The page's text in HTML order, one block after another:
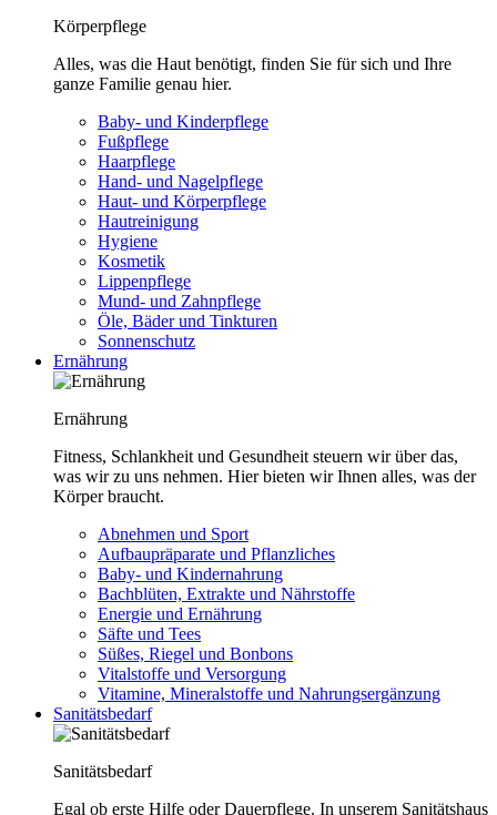
Körperpflege
Alles, was die Haut benötigt, finden Sie für sich und Ihre
ganze Familie genau hier.
Baby- und Kinderpflege
Fußpflege
Haarpflege
Hand- und Nagelpflege
Haut- und Körperpflege
Hautreinigung
Hygiene
Kosmetik
Lippenpflege
Mund- und Zahnpflege
Öle, Bäder und Tinkturen
Sonnenschutz
Ernährung
Ernährung
Fitness, Schlankheit und Gesundheit steuern wir über das,
was wir zu uns nehmen. Hier bieten wir Ihnen alles, was der
Körper braucht.
Abnehmen und Sport
Aufbaupräparate und Pflanzliches
Baby- und Kindernahrung
Bachblüten, Extrakte und Nährstoffe
Energie und Ernährung
Säfte und Tees
Süßes, Riegel und Bonbons
Vitalstoffe und Versorgung
Vitamine, Mineralstoffe und Nahrungsergänzung
Sanitätsbedarf
Sanitätsbedarf
Egal ob erste Hilfe oder Dauerpflege. In unserem Sanitätshaus